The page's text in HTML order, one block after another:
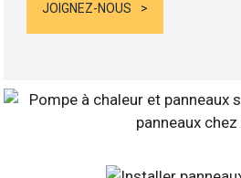
JOIGNEZ-NOUS